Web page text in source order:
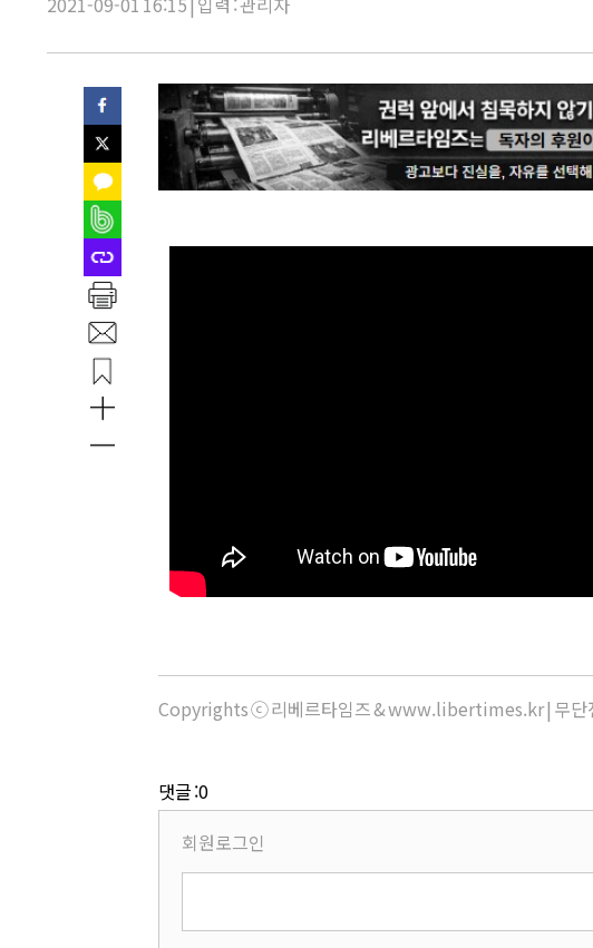
Copyrights ⓒ 리베르타임즈 & www.libertimes.kr | 무단
댓글 :0
회원로그인